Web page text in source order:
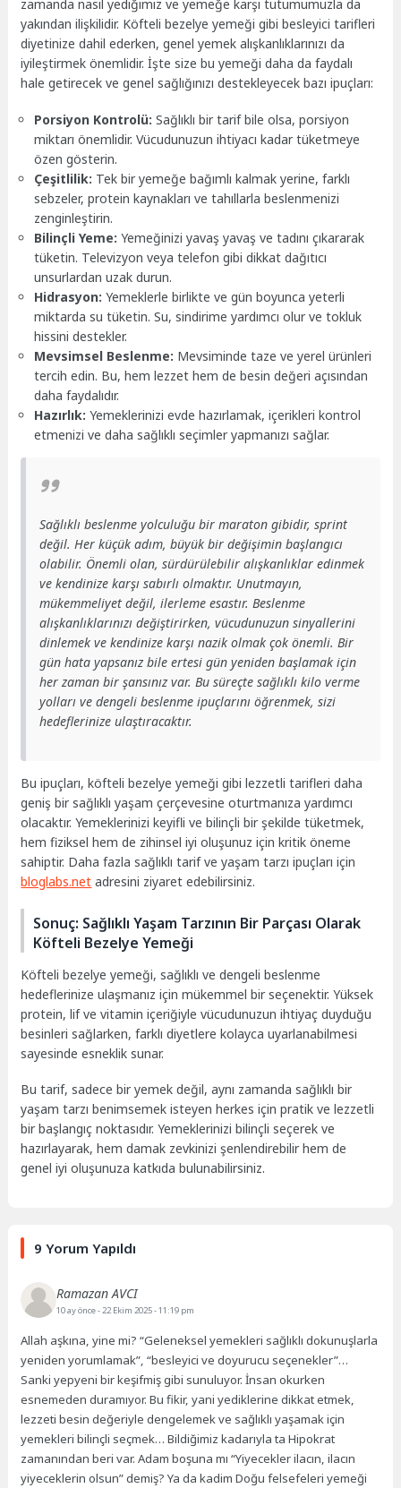
zamanda nasıl yediğimiz ve yemeğe karşı tutumumuzla da
yakından ilişkilidir. Köfteli bezelye yemeği gibi besleyici tarifleri
diyetinize dahil ederken, genel yemek alışkanlıklarınızı da
iyileştirmek önemlidir. İşte size bu yemeği daha da faydalı
hale getirecek ve genel sağlığınızı destekleyecek bazı ipuçları:
Porsiyon Kontrolü: Sağlıklı bir tarif bile olsa, porsiyon
miktarı önemlidir. Vücudunuzun ihtiyacı kadar tüketmeye
özen gösterin.
Çeşitlilik: Tek bir yemeğe bağımlı kalmak yerine, farklı
sebzeler, protein kaynakları ve tahıllarla beslenmenizi
zenginleştirin.
Bilinçli Yeme: Yemeğinizi yavaş yavaş ve tadını çıkararak
tüketin. Televizyon veya telefon gibi dikkat dağıtıcı
unsurlardan uzak durun.
Hidrasyon: Yemeklerle birlikte ve gün boyunca yeterli
miktarda su tüketin. Su, sindirime yardımcı olur ve tokluk
hissini destekler.
Mevsimsel Beslenme: Mevsiminde taze ve yerel ürünleri
tercih edin. Bu, hem lezzet hem de besin değeri açısından
daha faydalıdır.
Hazırlık: Yemeklerinizi evde hazırlamak, içerikleri kontrol
etmenizi ve daha sağlıklı seçimler yapmanızı sağlar.
Sağlıklı beslenme yolculuğu bir maraton gibidir, sprint
değil. Her küçük adım, büyük bir değişimin başlangıcı
olabilir. Önemli olan, sürdürülebilir alışkanlıklar edinmek
ve kendinize karşı sabırlı olmaktır. Unutmayın,
mükemmeliyet değil, ilerleme esastır. Beslenme
alışkanlıklarınızı değiştirirken, vücudunuzun sinyallerini
dinlemek ve kendinize karşı nazik olmak çok önemli. Bir
gün hata yapsanız bile ertesi gün yeniden başlamak için
her zaman bir şansınız var. Bu süreçte sağlıklı kilo verme
yolları ve dengeli beslenme ipuçlarını öğrenmek, sizi
hedeflerinize ulaştıracaktır.
Bu ipuçları, köfteli bezelye yemeği gibi lezzetli tarifleri daha
geniş bir sağlıklı yaşam çerçevesine oturtmanıza yardımcı
olacaktır. Yemeklerinizi keyifli ve bilinçli bir şekilde tüketmek,
hem fiziksel hem de zihinsel iyi oluşunuz için kritik öneme
sahiptir. Daha fazla sağlıklı tarif ve yaşam tarzı ipuçları için
bloglabs.net adresini ziyaret edebilirsiniz.
Sonuç: Sağlıklı Yaşam Tarzının Bir Parçası Olarak
Köfteli Bezelye Yemeği
Köfteli bezelye yemeği, sağlıklı ve dengeli beslenme
hedeflerinize ulaşmanız için mükemmel bir seçenektir. Yüksek
protein, lif ve vitamin içeriğiyle vücudunuzun ihtiyaç duyduğu
besinleri sağlarken, farklı diyetlere kolayca uyarlanabilmesi
sayesinde esneklik sunar.
Bu tarif, sadece bir yemek değil, aynı zamanda sağlıklı bir
yaşam tarzı benimsemek isteyen herkes için pratik ve lezzetli
bir başlangıç noktasıdır. Yemeklerinizi bilinçli seçerek ve
hazırlayarak, hem damak zevkinizi şenlendirebilir hem de
genel iyi oluşunuza katkıda bulunabilirsiniz.
9 Yorum Yapıldı
Ramazan AVCI
10 ay önce- 22 Ekim 2025 - 11:19 pm
Allah aşkına, yine mi? “Geleneksel yemekleri sağlıklı dokunuşlarla
yeniden yorumlamak”, “besleyici ve doyurucu seçenekler”…
Sanki yepyeni bir keşifmiş gibi sunuluyor. İnsan okurken
esnemeden duramıyor. Bu fikir, yani yediklerine dikkat etmek,
lezzeti besin değeriyle dengelemek ve sağlıklı yaşamak için
yemekleri bilinçli seçmek… Bildiğimiz kadarıyla ta Hipokrat
zamanından beri var. Adam boşuna mı “Yiyecekler ilacın, ilacın
yiyeceklerin olsun” demiş? Ya da kadim Doğu felsefeleri yemeği